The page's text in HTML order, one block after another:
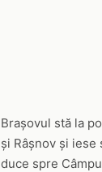
Brașovul stă la
și Râșnov și iese
duce spre